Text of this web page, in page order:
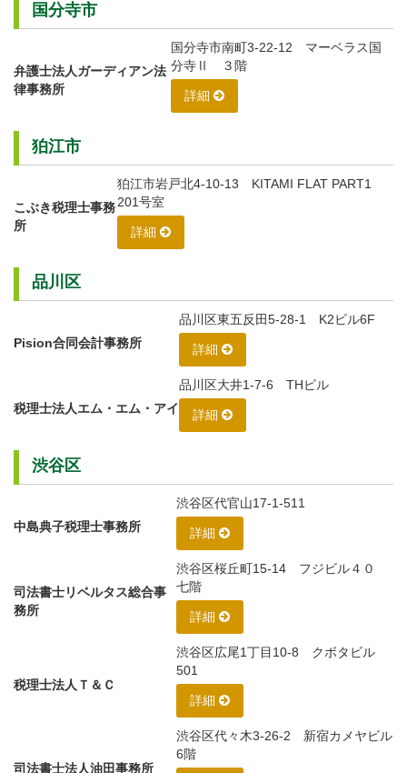
国分寺市
弁護士法人ガーディアン法
律事務所
国分寺市南町3-22-12 マーベラス国
分寺Ⅱ ３階
詳細
狛江市
こぶき税理士事務
所
狛江市岩戸北4-10-13 KITAMI FLAT PART1
201号室
詳細
品川区
Pision合同会計事務所
品川区東五反田5-28-1 K2ビル6F
詳細
税理士法人エム・エム・アイ
品川区大井1-7-6 THビル
詳細
渋谷区
中島典子税理士事務所
渋谷区代官山17-1-511
詳細
司法書士リベルタス総合事
務所
渋谷区桜丘町15-14 フジビル４０
七階
詳細
税理士法人Ｔ＆Ｃ
渋谷区広尾1丁目10-8 クボタビル
501
詳細
司法書士法人油田事務所
渋谷区代々木3-26-2 新宿カメヤビル
6階